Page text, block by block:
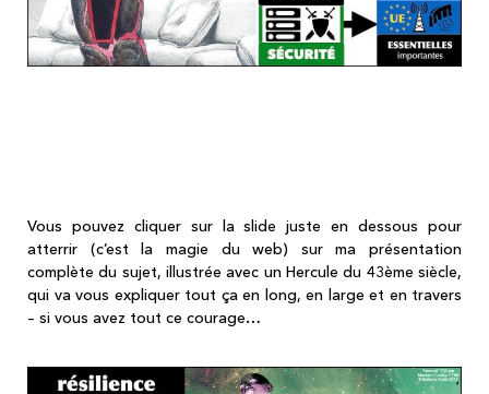
Vous pouvez cliquer sur la slide juste en dessous pour
atterrir (c’est la magie du web) sur ma présentation
complète du sujet, illustrée avec un Hercule du 43ème siècle,
qui va vous expliquer tout ça en long, en large et en travers
– si vous avez tout ce courage…